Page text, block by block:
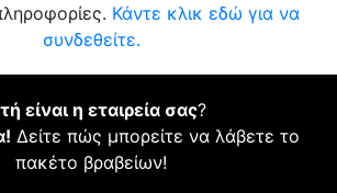
Κάντε κλικ εδώ για να
συνδεθείτε.
είναι η εταιρεία σας?
Δείτε πώς μπορείτε να λάβετε το
πακέτο βραβείων!